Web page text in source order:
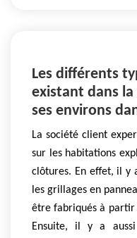
Les différents
existant dans la
ses environs
La société client
sur les habitations
clôtures. En effet, il y
les grillages en
être fabriqués à partir
Ensuite, il y a